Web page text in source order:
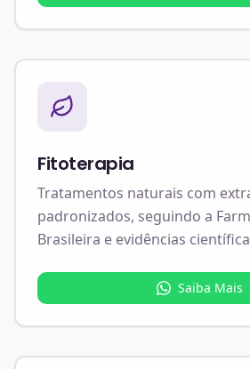
Fitoterapia
Tratamentos naturais com
padronizados, seguindo a
Brasileira e evidências
Saiba Mais